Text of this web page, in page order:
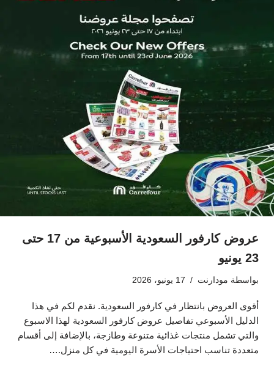
عروض كارفور السعودية الأسبوعية من 17 حتى
23 يونيو
بواسطة مودارنت 17 يونيو، 2026
أقوى العروض بانتظار في كارفور السعودية. نقدم لكم في هذا
الدليل الأسبوعي تفاصيل عروض كارفور السعودية لهذا الاسبوع
والتي تشمل منتجات غذائية متنوعة وطازجة، بالإضافة إلى أقسام
متعددة تناسب احتياجات الأسرة اليومية في كل منزل.…